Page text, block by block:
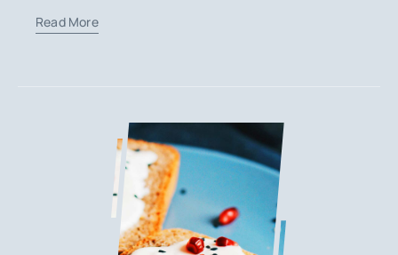
Read More